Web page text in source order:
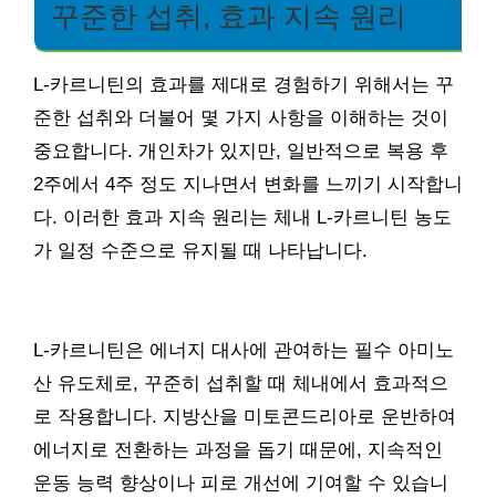
꾸준한 섭취, 효과 지속 원리
L-카르니틴의 효과를 제대로 경험하기 위해서는 꾸
준한 섭취와 더불어 몇 가지 사항을 이해하는 것이
중요합니다. 개인차가 있지만, 일반적으로 복용 후
2주에서 4주 정도 지나면서 변화를 느끼기 시작합니
다. 이러한 효과 지속 원리는 체내 L-카르니틴 농도
가 일정 수준으로 유지될 때 나타납니다.
L-카르니틴은 에너지 대사에 관여하는 필수 아미노
산 유도체로, 꾸준히 섭취할 때 체내에서 효과적으
로 작용합니다. 지방산을 미토콘드리아로 운반하여
에너지로 전환하는 과정을 돕기 때문에, 지속적인
운동 능력 향상이나 피로 개선에 기여할 수 있습니